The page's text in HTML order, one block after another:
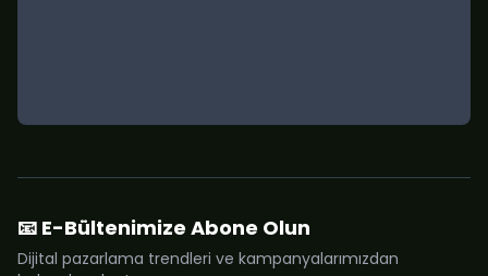
📧 E-Bültenimize Abone Olun
Dijital pazarlama trendleri ve kampanyalarımızdan